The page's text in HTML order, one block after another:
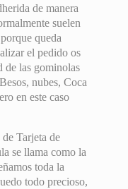
de manera
suelen
queda
el pedido os
de las gominolas
nubes, Coca
en este caso
Tarjeta de
se llama como la
toda la
todo precioso,